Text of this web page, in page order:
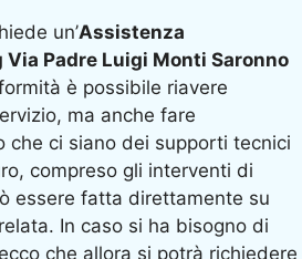
un’Assistenza
Padre Luigi Monti Saronno
è possibile riavere
ma anche fare
che ci siano dei supporti tecnici
compreso gli interventi di
essere fatta direttamente su
In caso si ha bisogno di
che allora si potrà richiedere